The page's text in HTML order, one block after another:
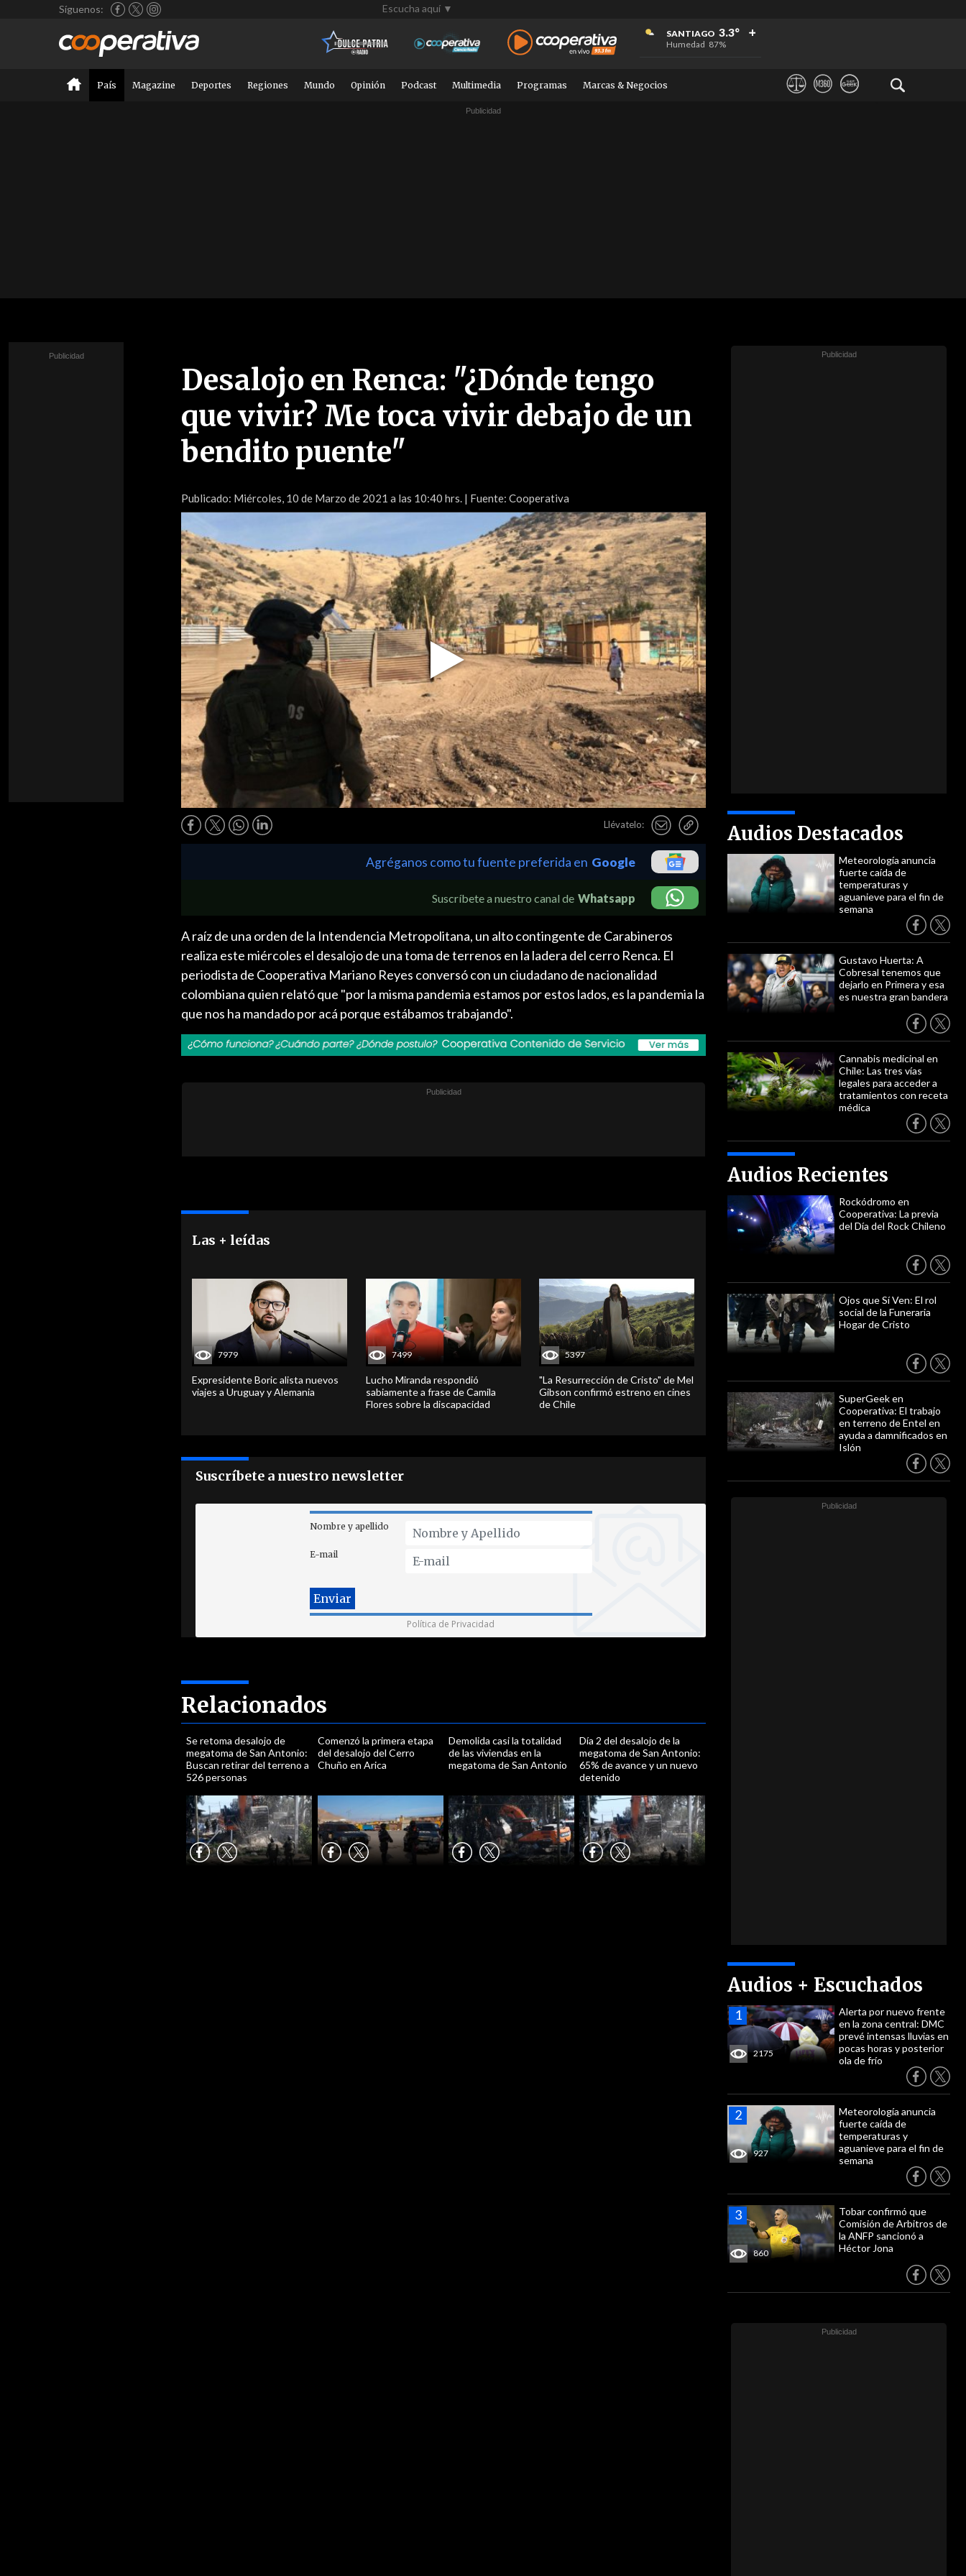
Síguenos: Escucha aquí ▼
SANTIAGO 3.3°
Humedad 87%
+
+
+
País Magazine Deportes Regiones Mundo Opinión Podcast Multimedia Programas Marcas & Negocios
Desalojo en Renca: "¿Dónde tengo
que vivir? Me toca vivir debajo de un
bendito puente"
Publicado: Miércoles, 10 de Marzo de 2021 a las 10:40 hrs. | Fuente: Cooperativa
Play
Video
Llévatelo: Audios Destacados
Meteorología anuncia
fuerte caída de
temperaturas y
aguanieve para el fin de
semana
Gustavo Huerta: A
Cobresal tenemos que
dejarlo en Primera y esa
es nuestra gran bandera
Cannabis medicinal en
Chile: Las tres vías
legales para acceder a
tratamientos con receta
médica
Audios Recientes
Rockódromo en
Cooperativa: La previa
del Día del Rock Chileno
Ojos que Sí Ven: El rol
social de la Funeraria
Hogar de Cristo
SuperGeek en
Cooperativa: El trabajo
en terreno de Entel en
ayuda a damnificados en
Islón
Audios + Escuchados
2175
Alerta por nuevo frente
en la zona central: DMC
prevé intensas lluvias en
pocas horas y posterior
ola de frío
927
Meteorología anuncia
fuerte caída de
temperaturas y
aguanieve para el fin de
semana
860
Tobar confirmó que
Comisión de Arbitros de
la ANFP sancionó a
Héctor Jona
Agréganos como tu fuente preferida en Google
Suscríbete a nuestro canal de Whatsapp
A raíz de una orden de la Intendencia Metropolitana, un alto contingente de Carabineros
realiza este miércoles el desalojo de una toma de terrenos en la ladera del cerro Renca. El
periodista de Cooperativa Mariano Reyes conversó con un ciudadano de nacionalidad
colombiana quien relató que "por la misma pandemia estamos por estos lados, es la pandemia la
que nos ha mandado por acá porque estábamos trabajando".
Las + leídas
7979
Expresidente Boric alista nuevos
viajes a Uruguay y Alemania
7499
Lucho Miranda respondió
sabiamente a frase de Camila
Flores sobre la discapacidad
5397
"La Resurrección de Cristo" de Mel
Gibson confirmó estreno en cines
de Chile
Suscríbete a nuestro newsletter
Nombre y apellido
E-mail
Política de Privacidad
Relacionados
Se retoma desalojo de
megatoma de San Antonio:
Buscan retirar del terreno a
526 personas
Comenzó la primera etapa
del desalojo del Cerro
Chuño en Arica
Demolida casi la totalidad
de las viviendas en la
megatoma de San Antonio
Día 2 del desalojo de la
megatoma de San Antonio:
65% de avance y un nuevo
detenido